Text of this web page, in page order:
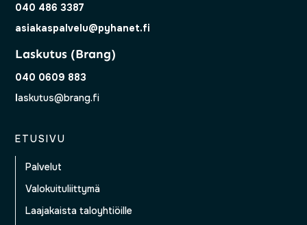
040 486 3387
asiakaspalvelu@pyhanet.fi
Laskutus (Brang)
040 0609 883
laskutus@brang.fi
ETUSIVU
Palvelut
Valokuituliittymä
Laajakaista taloyhtiöille